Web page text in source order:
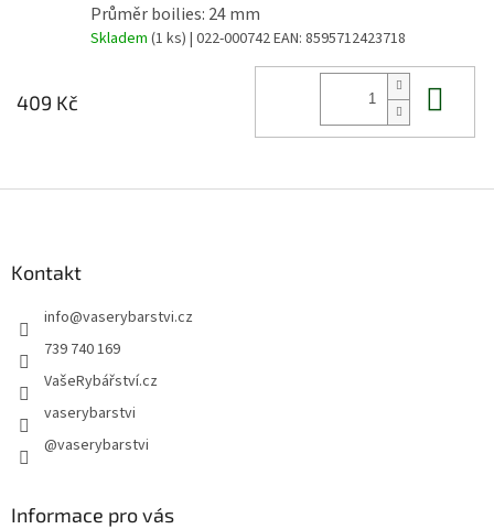
Průměr boilies: 24 mm
Skladem (1 ks) | 022-000742EAN: 8595712423718
409 Kč
Kontakt
info@vaserybarstvi.cz
739 740 169
VašeRybářství.cz
vaserybarstvi
@vaserybarstvi
Informace pro vás